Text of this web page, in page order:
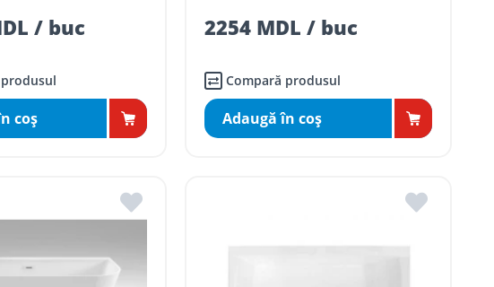
/ buc
coş
2254 MDL / buc
Compară produsul
Adaugă în coş